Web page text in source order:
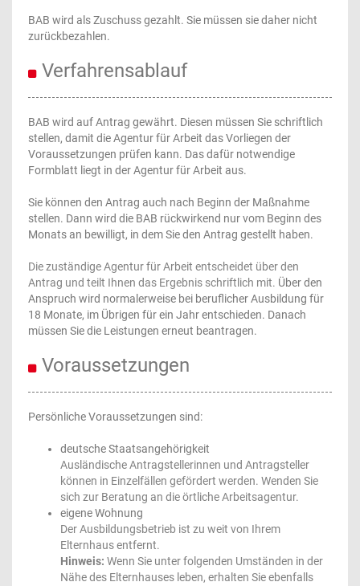
BAB wird als Zuschuss gezahlt. Sie müssen sie daher nicht
zurückbezahlen.
Verfahrensablauf
BAB wird auf Antrag gewährt. Diesen müssen Sie schriftlich
stellen, damit die Agentur für Arbeit das Vorliegen der
Voraussetzungen prüfen kann. Das dafür notwendige
Formblatt liegt in der Agentur für Arbeit aus.
Sie können den Antrag auch nach Beginn der Maßnahme
stellen. Dann wird die BAB rückwirkend nur vom Beginn des
Monats an bewilligt, in dem Sie den Antrag gestellt haben.
Die zuständige Agentur für Arbeit entscheidet über den
Antrag und teilt Ihnen das Ergebnis schriftlich mit. Über den
Anspruch wird normalerweise bei beruflicher Ausbildung für
18 Monate, im Übrigen für ein Jahr entschieden. Danach
müssen Sie die Leistungen erneut beantragen.
Voraussetzungen
Persönliche Voraussetzungen sind:
deutsche Staatsangehörigkeit
Ausländische Antragstellerinnen und Antragsteller
können in Einzelfällen gefördert werden. Wenden Sie
sich zur Beratung an die örtliche Arbeitsagentur.
eigene Wohnung
Der Ausbildungsbetrieb ist zu weit von Ihrem
Elternhaus entfernt.
Hinweis: Wenn Sie unter folgenden Umständen in der
Nähe des Elternhauses leben, erhalten Sie ebenfalls